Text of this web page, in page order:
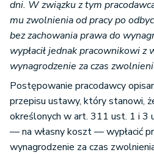
dni. W związku z tym
mu zwolnienia od pracy po
bez zachowania prawa do
wypłacił jednak pracownikowi z
wynagrodzenie za czas
Postępowanie pracodawcy
przepisu ustawy, który stanowi,
określonych w art. 311 ust. 1 i 3
— na własny koszt — wypłacić
wynagrodzenie za czas